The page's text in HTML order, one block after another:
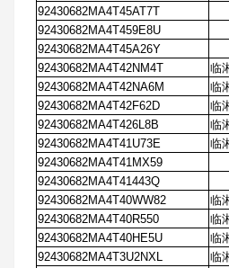
92430682MA4T45AT7T
92430682MA4T459E8U
92430682MA4T45A26Y
92430682MA4T42NM4T
临
92430682MA4T42NA6M
临
92430682MA4T42F62D
临
92430682MA4T426L8B
临
92430682MA4T41U73E
临
92430682MA4T41MX59
92430682MA4T41443Q
92430682MA4T40WW82
临
92430682MA4T40R550
临
92430682MA4T40HE5U
临
92430682MA4T3U2NXL
临